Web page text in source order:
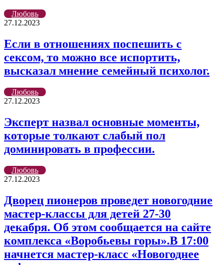
Любовь
27.12.2023
Если в отношениях поспешить с
сексом, то можно все испортить,
высказал мнение семейный психолог.
Любовь
27.12.2023
Эксперт назвал основные моменты,
которые толкают слабый пол
доминировать в профессии.
Любовь
27.12.2023
Дворец пионеров проведет новогодние
мастер-классы для детей 27-30
декабря. Об этом сообщается на сайте
комплекса «Воробьевы горы».В 17:00
начнется мастер-класс «Новогоднее